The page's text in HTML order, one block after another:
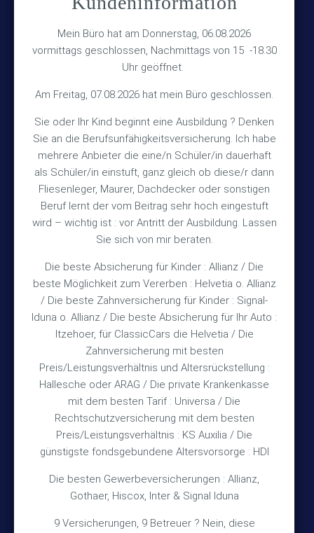
Mein Büro hat am Donnerstag, 06.08.2026
vormittags geschlossen, Nachmittags von 15 -18.30
Uhr geöffnet.
Am Freitag, 07.08.2026 hat mein Büro geschlossen.
Sie oder Ihr Kind beginnt eine Ausbildung ? Denken
Sie an die Berufsunfähigkeitsversicherung. Ich habe
mehrere Anbieter die eine/n Schüler/in dauerhaft
als Schüler/in einstuft, ganz gleich ob diese/r dann
Fliesenleger, Maurer, Dachdecker oder sonstigen
Beruf lernt der vom Beitrag sehr hoch eingestuft
wird – wichtig ist : vor Antritt der Ausbildung. Lassen
Sie sich von mir beraten.
Die beste Absicherung für Kinder : Allianz / Die
beste Möglichkeit zum Vererben : Helvetia o. Allianz
/ Die beste Zahnversicherung für Kinder : Signal-
Iduna o. Allianz / Die beste Absicherung für Ihr Auto :
Itzehoer, für ClassicCars die Helvetia / Die
Zahnversicherung mit besten
Preis/Leistungsverhältnis und Altersrückstellung :
Hallesche oder ARAG / Die private Krankenkasse
mit dem besten Tarif : Universa / Die
Rechtschutzversicherung mit dem besten
Preis/Leistungsverhältnis : KS Auxilia / Die
günstigste fondsgebundene Altersvorsorge : HDI
Die besten Gewerbeversicherungen : Allianz,
Gothaer, Hiscox, Inter & Signal Iduna
9 Versicherungen, 9 Betreuer ? Nein, diese
Versicherungsmakler Haberkamp GmbH
Hinterkampstr.1a
30890 Barsinghausen
Kontakt
TEL +49 (5105) 1811
FAX +49 (5105) 2720
vmh1a@web.de
Bürozeiten
Mo – Fr 10:15 – 12:00 Uhr
Mo & Do 15:30 – 18:00 Uhr
und nach Vereinbarung
Rechtliches
Impressum
Datenschutz
Erstinformation
Wichtiges
Über mich